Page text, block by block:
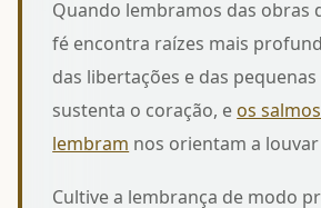
Quando lembramos das obras
fé encontra raízes mais
das libertações e das
sustenta o coração, e os
lembram nos orientam a
Cultive a lembrança de modo